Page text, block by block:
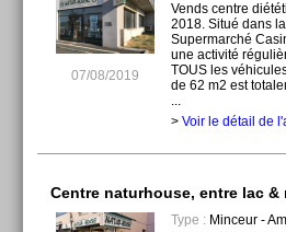
07/08/2019
Vends centre
2018. Situé dans
Supermarché
une activité
TOUS les
de 62 m2 est
...
> Voir le détail de
Centre naturhouse, entre lac &
Type :Minceur -